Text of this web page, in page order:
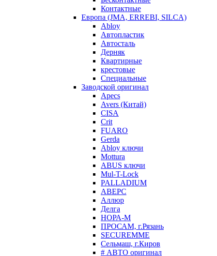
Контактные
Европа (JMA, ERREBI, SILCA)
Abloy
Автопластик
Автосталь
Дерняк
Квартирные
крестовые
Специальные
Заводской оригинал
Apecs
Avers (Китай)
CISA
Crit
FUARO
Gerda
Abloy ключи
Mottura
ABUS ключи
Mul-T-Lock
PALLADIUM
АВЕРС
Аллюр
Делга
НОРА-М
ПРОСАМ, г.Рязань
SECUREMME
Сельмаш, г.Киров
# АВТО оригинал